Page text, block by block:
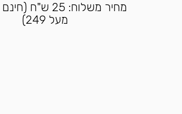
מחיר משלוח: 25
מעל 249)